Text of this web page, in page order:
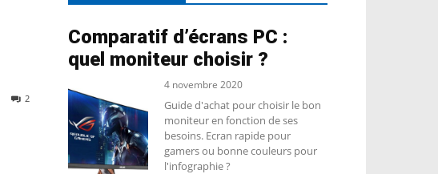
2
Comparatif d’écrans PC :
quel moniteur choisir ?
4 novembre 2020
Guide d'achat pour choisir le bon
moniteur en fonction de ses
besoins. Ecran rapide pour
gamers ou bonne couleurs pour
l'infographie ?